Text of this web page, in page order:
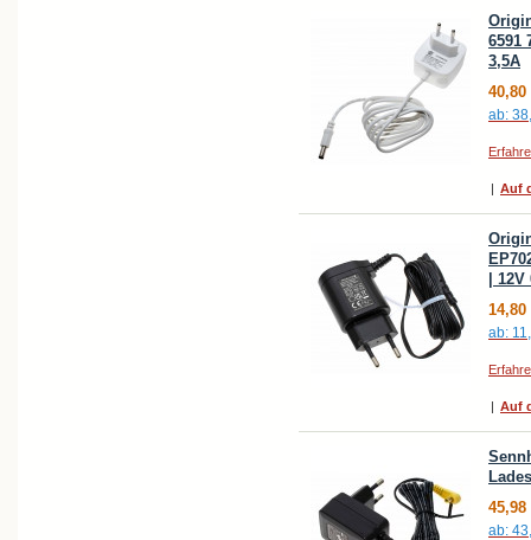
6591
3,5A
40,80
ab:
| Auf
|
14,80
ab:
| Auf
45,98
ab: